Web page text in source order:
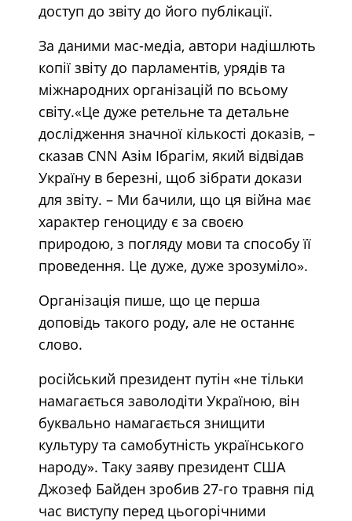
доступ до звіту до його публікації.
За даними мас-медіа, автори надішлють
копії звіту до парламентів, урядів та
міжнародних організацій по всьому
світу.«Це дуже ретельне та детальне
дослідження значної кількості доказів, –
сказав CNN Азім Ібрагім, який відвідав
Україну в березні, щоб зібрати докази
для звіту. – Ми бачили, що ця війна має
характер геноциду є за своєю
природою, з погляду мови та способу її
проведення. Це дуже, дуже зрозуміло».
Організація пише, що це перша
доповідь такого роду, але не останнє
слово.
російський президент путін «не тільки
намагається заволодіти Україною, він
буквально намагається знищити
культуру та самобутність українського
народу». Таку заяву президент США
Джозеф Байден зробив 27-го травня під
час виступу перед цьогорічними